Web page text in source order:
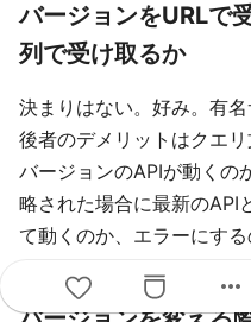
バージョンをURLで
列で受け取るか
決まりはない。好み。有名
後者のデメリットはクエ
バージョンのAPIが動くの
略された場合に最新のAPI
て動くのか、エラーにす
more_horiz